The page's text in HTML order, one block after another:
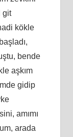
git
kökle
bende
aşkım
gidip
amımı
arada